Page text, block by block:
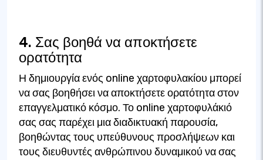
4. Σας βοηθά να αποκτήσετε
ορατότητα
Η δημιουργία ενός online χαρτοφυλακίου μπορεί
να σας βοηθήσει να αποκτήσετε ορατότητα στον
επαγγελματικό κόσμο. Το online χαρτοφυλάκιό
σας σας παρέχει μια διαδικτυακή παρουσία,
βοηθώντας τους υπεύθυνους προσλήψεων και
τους διευθυντές ανθρώπινου δυναμικού να σας